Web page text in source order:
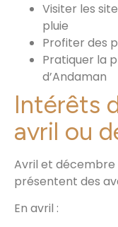
Visiter les
pluie
Profiter des
Pratiquer la
d’Andaman
Intérêts
avril ou
Avril et décembre
présentent des
En avril :